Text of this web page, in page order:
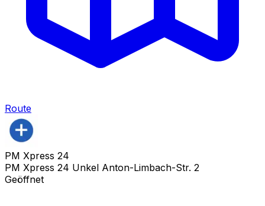
Route
PM Xpress 24
PM Xpress 24 Unkel Anton-Limbach-Str. 2
Geöffnet